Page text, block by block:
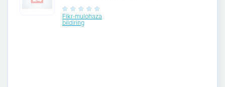
Fikr-mulohaza
bildiring